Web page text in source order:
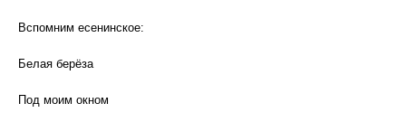
Вспомним есенинское:
Белая берёза
Под моим окном